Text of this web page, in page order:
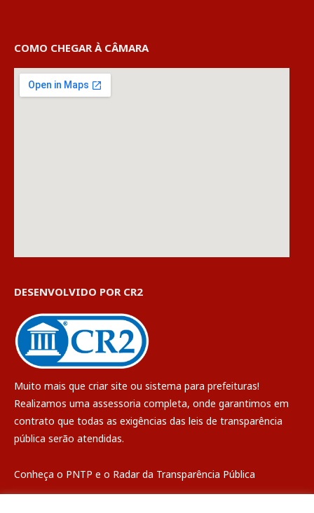
COMO CHEGAR À CÂMARA
DESENVOLVIDO POR CR2
Muito mais que criar site ou sistema para prefeituras!
Realizamos uma assessoria completa, onde garantimos em
contrato que todas as exigências das leis de transparência
pública serão atendidas.
Conheça o PNTP e o Radar da Transparência Pública